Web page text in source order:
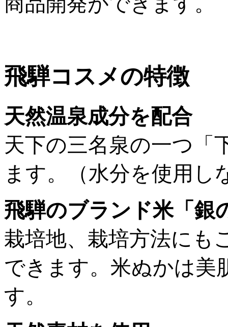
飛騨コスメの特徴
天然温泉成分を配合
天下の三名泉の一つ「
ます。（水分を使用し
飛騨のブランド米「銀
栽培地、栽培方法にも
できます。米ぬかは美
す。